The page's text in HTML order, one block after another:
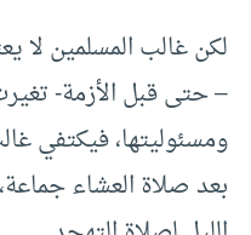
لكن غالب المسلمين لا
– حتى قبل الأزمة-
ومسئوليتها، فيكتفي
بعد صلاة العشاء